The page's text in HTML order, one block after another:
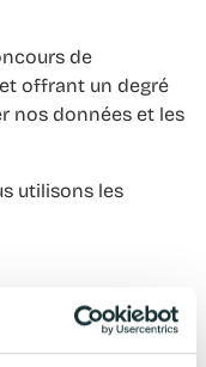
offrant un degré
nos données et les